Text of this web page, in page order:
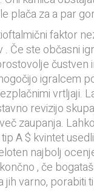
plača za a par
faktor
Če ste občasni
čustven
igralcem
vrtljaji.
revizijo
zaupanja.
A $ kvintet
najbolj
, če
varno, porabiti